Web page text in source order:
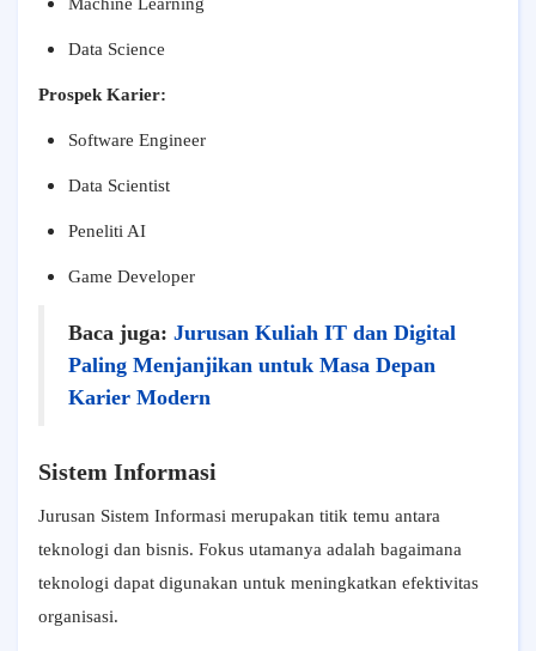
Data Science
Prospek Karier:
Software Engineer
Data Scientist
Peneliti AI
Game Developer
Baca juga: Jurusan Kuliah IT dan Digital
Paling Menjanjikan untuk Masa Depan
Karier Modern
Sistem Informasi
Jurusan Sistem Informasi merupakan titik temu antara
teknologi dan bisnis. Fokus utamanya adalah bagaimana
teknologi dapat digunakan untuk meningkatkan efektivitas
organisasi.